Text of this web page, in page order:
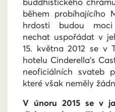
během probíhajícího
hrdosti budou
nechat uspořádat v
15. května 2012 se v
hotelu Cinderella’s
neoficiálních svateb
které však neměly
V únoru 2015 se v